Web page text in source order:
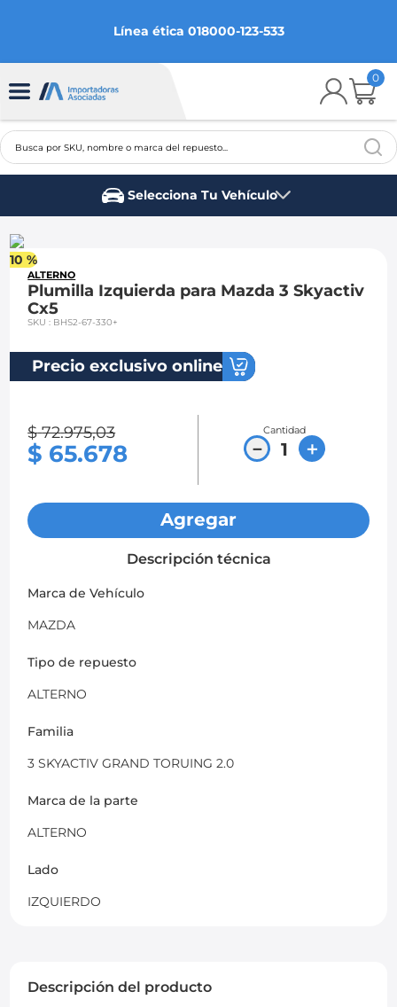
Línea ética 018000-123-533
0
Busca por SKU, nombre o marca del repuesto...
Selecciona Tu Vehículo
10 %
ALTERNO
Plumilla Izquierda para Mazda 3 Skyactiv
Cx5
SKU: BHS2-67-330+
Precio exclusivo online
$ 72.975,03
$ 65.678
Cantidad
＋
－
Agregar
Descripción técnica
Marca de Vehículo
MAZDA
Tipo de repuesto
ALTERNO
Familia
3 SKYACTIV GRAND TORUING 2.0
Marca de la parte
ALTERNO
Lado
IZQUIERDO
Descripción del producto
2
3.
spark gt
ford fiesta
mazda 3
chevrolet sail
chevrolet spark gt